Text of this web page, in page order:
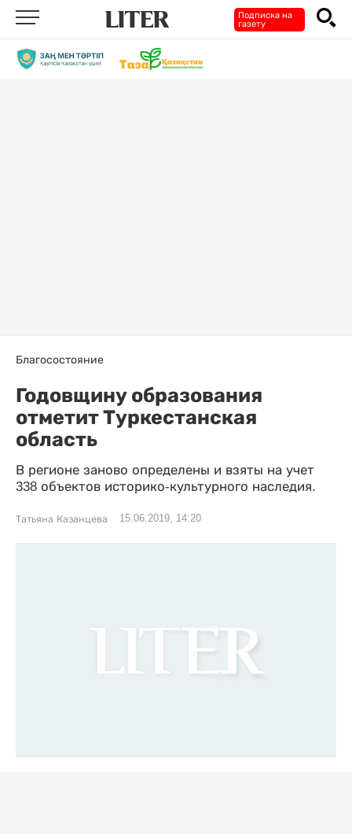
Подписка на
газету
Благосостояние
Годовщину образования
отметит Туркестанская
область
В регионе заново определены и взяты на учет
338 объектов историко-культурного наследия.
Татьяна Казанцева 15.06.2019, 14:20